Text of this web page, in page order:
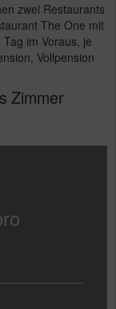
zwei Restaurants
The One mit
im Voraus, je
Vollpension
Zimmer